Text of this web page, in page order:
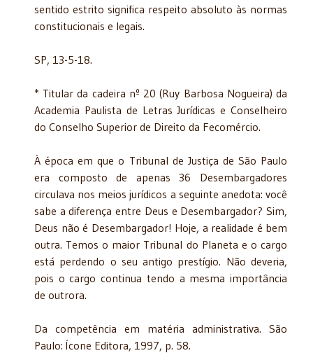
sentido estrito significa respeito absoluto às normas
constitucionais e legais.
SP, 13-5-18.
* Titular da cadeira nº 20 (Ruy Barbosa Nogueira) da
Academia Paulista de Letras Jurídicas e Conselheiro
do Conselho Superior de Direito da Fecomércio.
À época em que o Tribunal de Justiça de São Paulo
era composto de apenas 36 Desembargadores
circulava nos meios jurídicos a seguinte anedota: você
sabe a diferença entre Deus e Desembargador? Sim,
Deus não é Desembargador! Hoje, a realidade é bem
outra. Temos o maior Tribunal do Planeta e o cargo
está perdendo o seu antigo prestígio. Não deveria,
pois o cargo continua tendo a mesma importância
de outrora.
Da competência em matéria administrativa. São
Paulo: Ícone Editora, 1997, p. 58.